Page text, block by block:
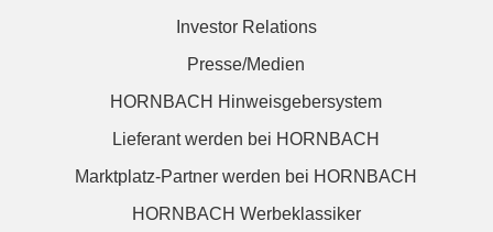
Investor Relations
Presse/Medien
HORNBACH Hinweisgebersystem
Lieferant werden bei HORNBACH
Marktplatz-Partner werden bei HORNBACH
HORNBACH Werbeklassiker